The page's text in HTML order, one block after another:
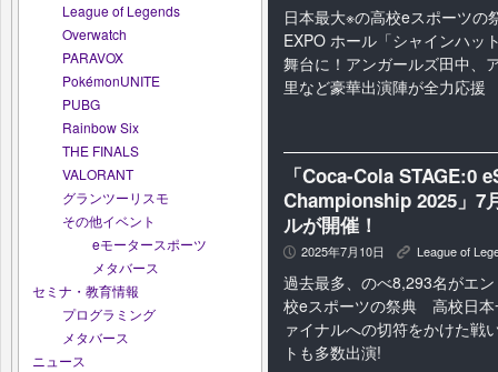
League of Legends
Overwatch
PARAVOX
PokémonUNITE
PUBG
Rainbow Six
THE FINALS
VALORANT
グランツーリスモ
その他イベント
eモータースポーツ
メタバース
セミナ・教育情報
プログラミング
メタバース
ニュース
日本最大※の高校eスポーツの
EXPO ホール「シャインハッ
舞台に！アンガールズ田中、
里など豪華出演陣が全力応援
「Coca-Cola STAGE:0
Championship 2025」7
ルが開催！
P 2025年7月10日 K League of
過去最多、のべ8,293名がエ
校eスポーツの祭典 高校日本
ァイナルへの切符をかけた戦
トも多数出演!